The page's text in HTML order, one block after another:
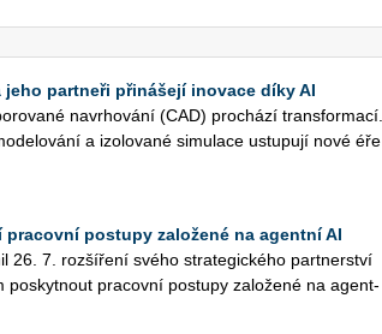
jeho partneři přinášejí inovace díky AI
na­vr­ho­vá­ní (CAD) pro­chá­zí trans­for­ma­cí.
a izo­lo­va­né si­mu­la­ce ustu­pu­jí nové éře
pracovní postupy založené na agentní AI
26. 7. roz­ší­ře­ní svého stra­te­gic­ké­ho part­ner­ství
po­skyt­nout pra­cov­ní po­stu­py za­lo­že­né na agent­